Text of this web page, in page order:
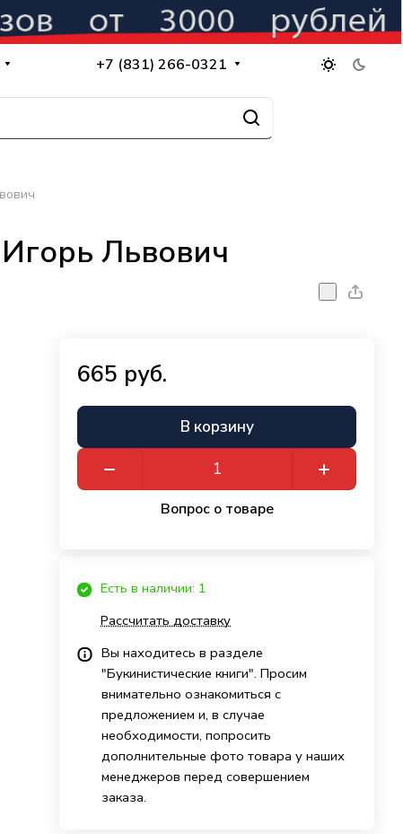
+7 (831) 266-0321
Львович
665 руб.
В корзину
Вопрос о товаре
Есть в наличии: 1
Рассчитать доставку
Вы находитесь в разделе
"Букинистические книги". Просим
внимательно ознакомиться с
предложением и, в случае
необходимости, попросить
дополнительные фото товара у наших
менеджеров перед совершением
заказа.